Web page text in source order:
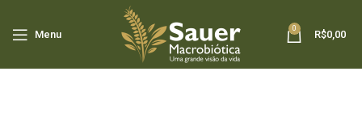
Menu
0
R$0,00